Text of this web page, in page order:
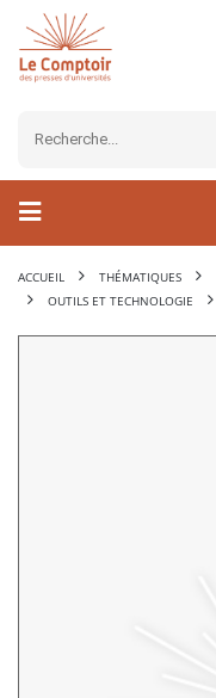
ACCUEIL THÉMATIQUES
OUTILS ET TECHNOLOGIE